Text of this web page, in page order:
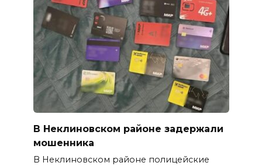
В Неклиновском районе задержали
мошенника
В Неклиновском районе полицейские